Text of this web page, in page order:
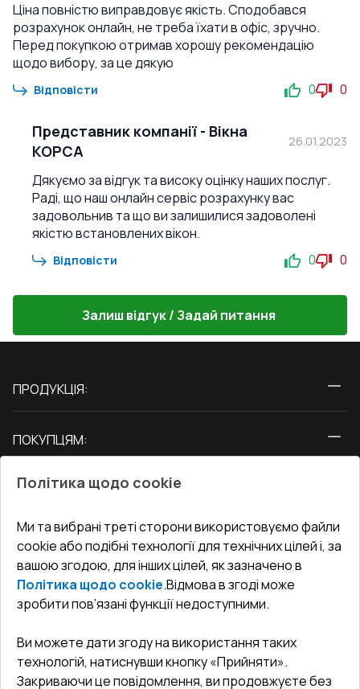
Ціна повністю виправдовує якість. Сподобався
розрахунок онлайн, не треба їхати в офіс, зручно.
Перед покупкою отримав хорошу рекомендацію
щодо вибору, за це дякую
Відповісти 0 0
Представник компанії - Вікна
КОРСА
26.01.2023
Дякуємо за відгук та високу оцінку наших послуг.
Раді, що наш онлайн сервіс розрахунку вас
задовольнив та що ви залишилися задоволені
якістю встановлених вікон.
Відповісти 0 0
Залиш відгук / Задай питання
ПРОДУКЦІЯ:
Двері
ПОКУПЦЯМ:
Блог
Адреса гіпермаркета
Як правильно заміряти вікна
СЕРВІС ТА ОБЛУГОВУВАННЯ:
Доставка і Оплата
Гарантія та Сервіс
Повернення товару
Договір публічної оферти
КОНТАКТИ
Офіс:Україна, м. Вінниця, вул. Келецька 60 кв. 61
undefined(undefined)
Політика щодо cookie
Ми та вибрані треті сторони використовуємо файли
cookie або подібні технології для технічних цілей і, за
вашою згодою, для інших цілей, як зазначено в
Політика щодо cookie.Відмова в згоді може
зробити пов’язані функції недоступними.
Ви можете дати згоду на використання таких
технологій, натиснувши кнопку «Прийняти».
Закриваючи це повідомлення, ви продовжуєте без